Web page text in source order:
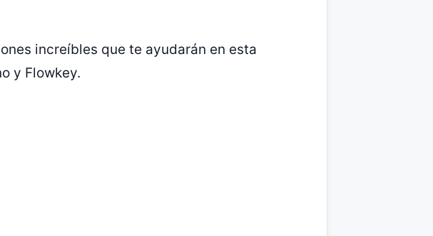
increíbles que te ayudarán en esta
y Flowkey.